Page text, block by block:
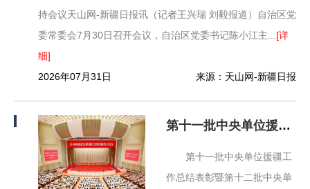
持会议天山网-新疆日报讯（记者王兴瑞 刘毅报道）自治区党
委常委会7月30日召开会议，自治区党委书记陈小江主... [详
细]
2026年07月31日
来源：天山网-新疆日报
第十一批中央单位援疆工作总结表彰暨第十二批 中央单位援疆干部人才欢迎大会举行
第十一批中央单位援疆工
作总结表彰暨第十二批中央单